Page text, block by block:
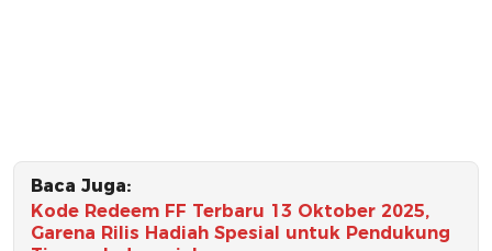
Baca Juga:
Kode Redeem FF Terbaru 13 Oktober 2025,
Garena Rilis Hadiah Spesial untuk Pendukung